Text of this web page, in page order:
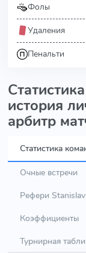
Фолы
Удаления
Пенальти
история
арбитр
Статистика
Очные встречи
Рефери
Коэффициенты
Турнирная